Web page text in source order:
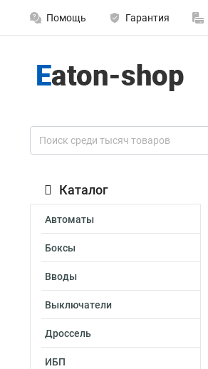
Помощь Гарантия
Каталог
Автоматы
Боксы
Вводы
Выключатели
Дроссель
ИБП